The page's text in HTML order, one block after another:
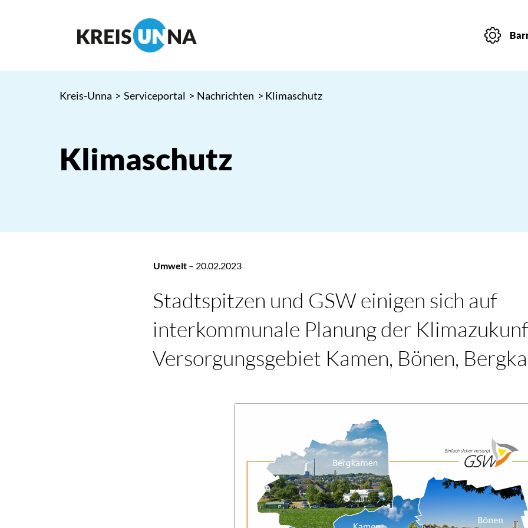
Kreis-Unna > Serviceportal > Nachrichten > Klimaschutz
Klimaschutz
Umwelt – 20.02.2023
Stadtspitzen und GSW einigen sich auf
interkommunale Planung der
Versorgungsgebiet Kamen, Bönen,